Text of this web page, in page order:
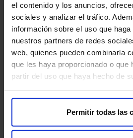
el contenido y los anuncios,
sociales y analizar el tráfico.
información sobre el uso que
nuestros partners de redes
web, quienes pueden combinarla
que les haya proporcionado o que
partir del uso que haya hecho de
Permitir todas las
Más HM Hospitales
Fundación HM​
Instituto HM Hospitales​
Intranet HM Hospitales​